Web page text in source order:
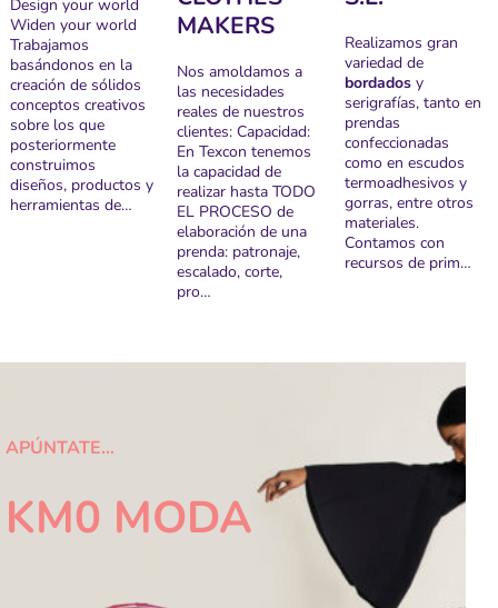
Design your world
Widen your world
Trabajamos
basándonos en la
creación de sólidos
conceptos creativos
sobre los que
posteriormente
construimos
diseños, productos y
herramientas de…
MAKERS
Nos amoldamos a
las necesidades
reales de nuestros
clientes: Capacidad:
En Texcon tenemos
la capacidad de
realizar hasta TODO
EL PROCESO de
elaboración de una
prenda: patronaje,
escalado, corte,
pro…
Realizamos gran
variedad de
bordados y
serigrafías, tanto en
prendas
confeccionadas
como en escudos
termoadhesivos y
gorras, entre otros
materiales.
Contamos con
recursos de prim…
APÚNTATE…
KM0 MODA